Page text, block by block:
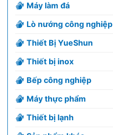
Máy làm đá
Lò nướng công nghiệp
Thiết Bị YueShun
Thiết bị inox
Bếp công nghiệp
Máy thực phẩm
Thiết bị lạnh